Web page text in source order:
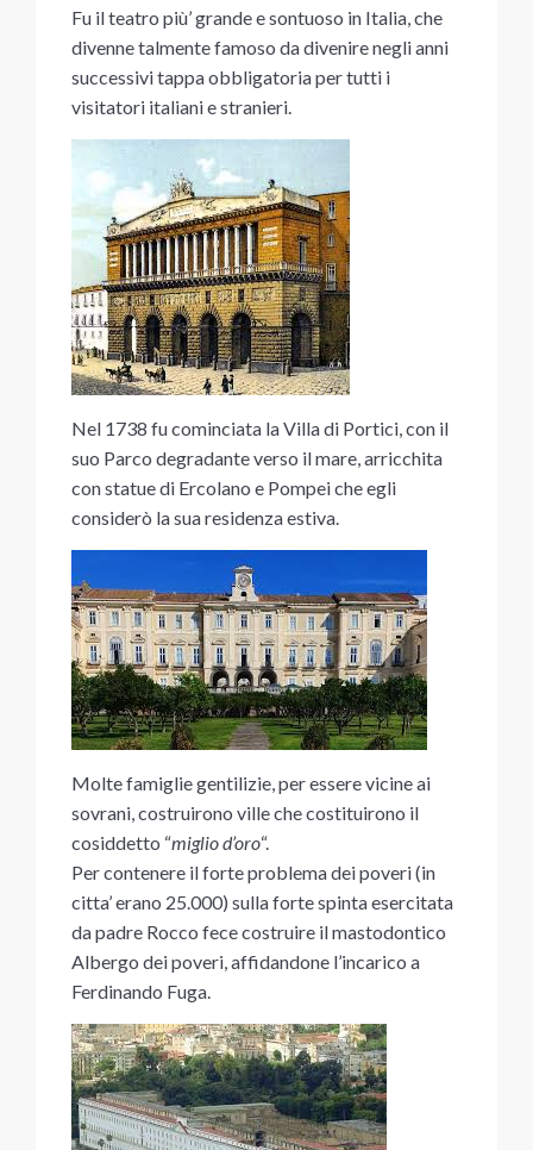
Fu il teatro più’ grande e sontuoso in Italia, che
divenne talmente famoso da divenire negli anni
successivi tappa obbligatoria per tutti i
visitatori italiani e stranieri.
Nel 1738 fu cominciata la Villa di Portici, con il
suo Parco degradante verso il mare, arricchita
con statue di Ercolano e Pompei che egli
considerò la sua residenza estiva.
Molte famiglie gentilizie, per essere vicine ai
sovrani, costruirono ville che costituirono il
cosiddetto “miglio d’oro“.
Per contenere il forte problema dei poveri (in
citta’ erano 25.000) sulla forte spinta esercitata
da padre Rocco fece costruire il mastodontico
Albergo dei poveri, affidandone l’incarico a
Ferdinando Fuga.